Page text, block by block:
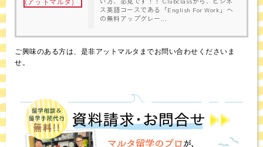
ス英語コースである「English For Work」へ
の無料アップグレー...
ご興味のある方は、是非アットマルタまでお問い合わせくださいま
せ。